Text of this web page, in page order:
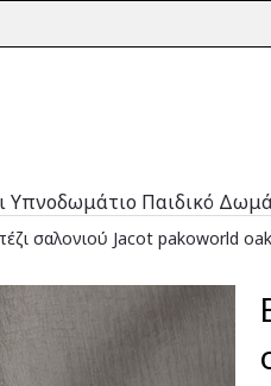
Υπνοδωμάτιο Παιδικό
σαλονιού Jacot pakoworld